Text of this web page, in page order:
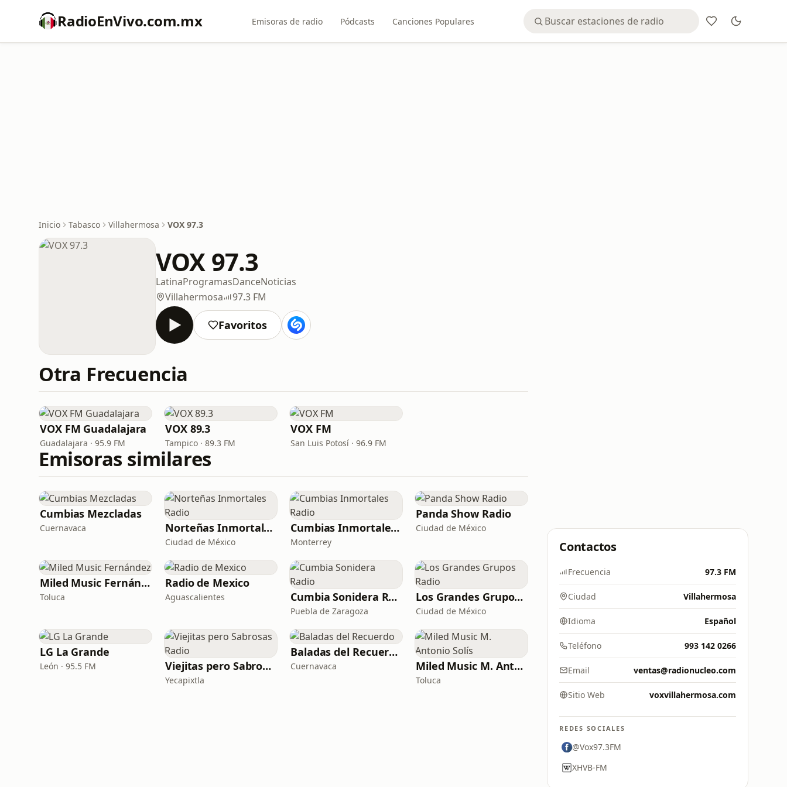
RadioEnVivo.com.mx Emisoras de radio Pódcasts Canciones Populares
Inicio Tabasco Villahermosa VOX 97.3
VOX 97.3
LatinaProgramasDanceNoticias
Villahermosa
97.3 FM
Favoritos
Otra Frecuencia
VOX FM Guadalajara
Guadalajara · 95.9 FM
VOX 89.3
Tampico · 89.3 FM
VOX FM
San Luis Potosí · 96.9 FM
Emisoras similares
Cumbias Mezcladas
Cuernavaca Norteñas Inmortales Radio
Ciudad de México
Cumbias Inmortales Radio
Monterrey
Panda Show Radio
Ciudad de México
Miled Music Fernández
Toluca
Radio de Mexico
Aguascalientes Cumbia Sonidera Radio
Puebla de Zaragoza
Los Grandes Grupos Radio
Ciudad de México
LG La Grande
León · 95.5 FM Viejitas pero Sabrosas Radio
Yecapixtla
Baladas del Recuerdo
Cuernavaca Miled Music M. Antonio Solís
Toluca
Contactos
Frecuencia 97.3 FM
Ciudad Villahermosa
Idioma Español
Teléfono 993 142 0266
Email ventas@radionucleo.com
Sitio Web voxvillahermosa.com
REDES SOCIALES
@Vox97.3FM
XHVB-FM